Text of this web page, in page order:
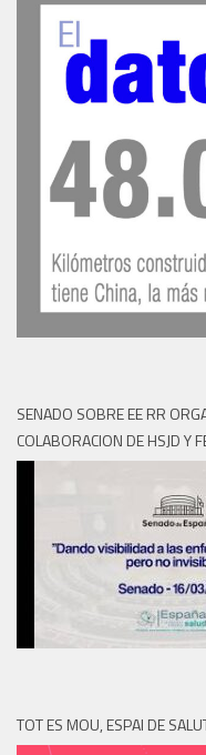
SENADO SOBRE EE RR
COLABORACION DE HSJD Y
TOT ES MOU, ESPAI DE